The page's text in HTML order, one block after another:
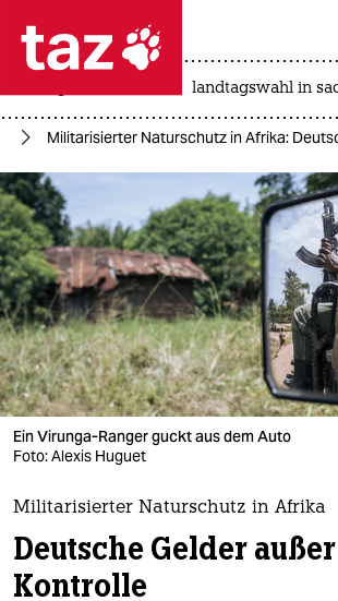
 taz zahl ich
taz zahl ich
themen
politik
öko
gesellschaft
kultur
sport
berlin
nord
wahrheit
landtagswahl in
Militarisierter Naturschutz in Afrika:
Ein Virunga-Ranger guckt aus dem Auto
Foto: Alexis Huguet
Militarisierter Naturschutz in Afrika
Deutsche Gelder außer
Kontrolle